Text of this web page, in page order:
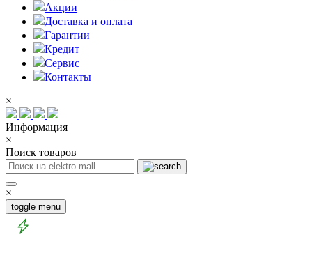
Акции
Доставка и оплата
Гарантии
Кредит
Сервис
Контакты
×
Информация
×
Поиск товаров
×
toggle menu